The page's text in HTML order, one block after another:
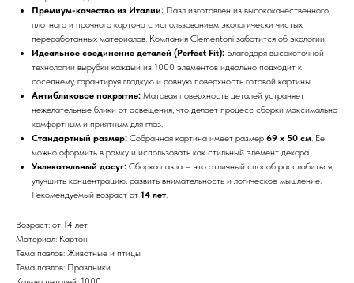
Премиум-качество из Италии: Пазл изготовлен из высококачественного,
плотного и прочного картона с использованием экологически чистых
переработанных материалов. Компания Clementoni заботится об экологии.
Идеальное соединение деталей (Perfect Fit): Благодаря высокоточной
технологии вырубки каждый из 1000 элементов идеально подходит к
соседнему, гарантируя гладкую и ровную поверхность готовой картины.
Антибликовое покрытие: Матовая поверхность деталей устраняет
нежелательные блики от освещения, что делает процесс сборки максимально
комфортным и приятным для глаз.
Стандартный размер: Собранная картина имеет размер 69 х 50 см. Ее
можно оформить в рамку и использовать как стильный элемент декора.
Увлекательный досуг: Сборка пазла – это отличный способ расслабиться,
улучшить концентрацию, развить внимательность и логическое мышление.
Рекомендуемый возраст от 14 лет.
Возраст: от 14 лет
Материал: Картон
Тема пазлов: Животные и птицы
Тема пазлов: Праздники